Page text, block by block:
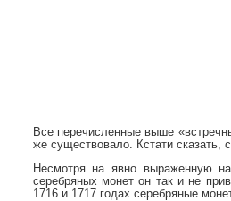
Все перечисленные выше
же существовало. Кстати сказать,
Несмотря на явно выраженную
серебряных монет он так и не
1716 и 1717 годах серебряные